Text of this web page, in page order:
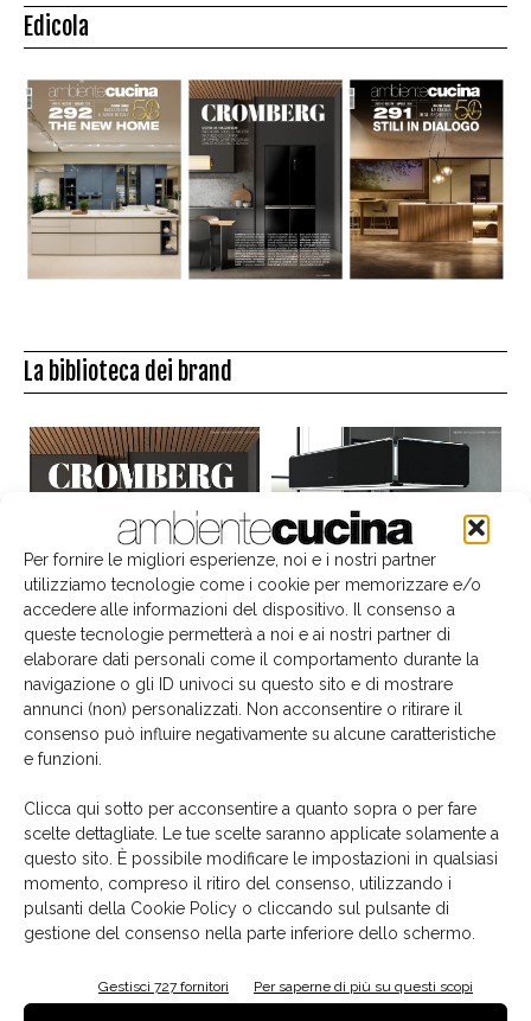
Per fornire le migliori esperienze, noi e i nostri partner
utilizziamo tecnologie come i cookie per memorizzare e/o
accedere alle informazioni del dispositivo. Il consenso a
queste tecnologie permetterà a noi e ai nostri partner di
elaborare dati personali come il comportamento durante la
navigazione o gli ID univoci su questo sito e di mostrare
annunci (non) personalizzati. Non acconsentire o ritirare il
consenso può influire negativamente su alcune caratteristiche
e funzioni.
Clicca qui sotto per acconsentire a quanto sopra o per fare
scelte dettagliate. Le tue scelte saranno applicate solamente a
questo sito. È possibile modificare le impostazioni in qualsiasi
momento, compreso il ritiro del consenso, utilizzando i
pulsanti della Cookie Policy o cliccando sul pulsante di
gestione del consenso nella parte inferiore dello schermo.
Gestisci 727 fornitori Per saperne di più su questi scopi
Edicola
La biblioteca dei brand
Il libro del mese